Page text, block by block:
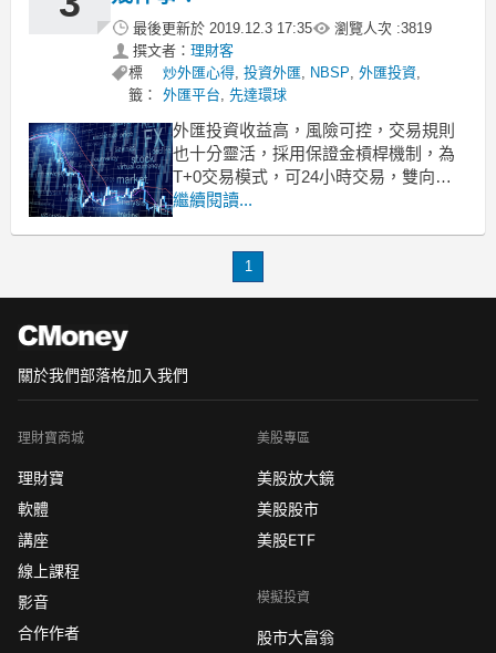
基金投資，實際上將資金交給
最後更新於 2019.12.3 17:35 瀏覽人次 :3819
撰文者： 理財客
標
籤：
炒外匯心得, 投資外匯, NBSP, 外匯投資,
外匯平台, 先達環球
外匯投資收益高，風險可控，交易規則
也十分靈活，採用保證金槓桿機制，為
T+0交易模式，可24小時交易，雙向交
易等。投資這樣一種產品，投資者提前
一定要了解這幾件事！
繼續閱讀...
1
關於我們部落格加入我們
理財寶商城
理財寶
軟體
講座
線上課程
影音
合作作者
美股專區
美股放大鏡
美股股市
美股ETF
模擬投資
股市大富翁